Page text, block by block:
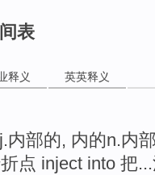
表
释义 英英释义
内部的, 内的n.内
点 inject into 把